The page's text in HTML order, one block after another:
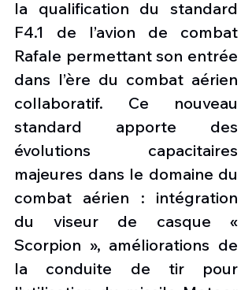
la qualification du standard
F4.1 de l’avion de combat
Rafale permettant son entrée
dans l’ère du combat aérien
collaboratif. Ce nouveau
standard apporte des
évolutions capacitaires
majeures dans le domaine du
combat aérien : intégration
du viseur de casque «
Scorpion », améliorations de
la conduite de tir pour